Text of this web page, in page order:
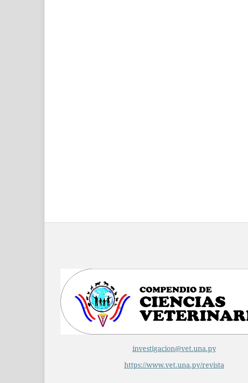
investigacion@vet.una.py
https://www.vet.una.py/revista